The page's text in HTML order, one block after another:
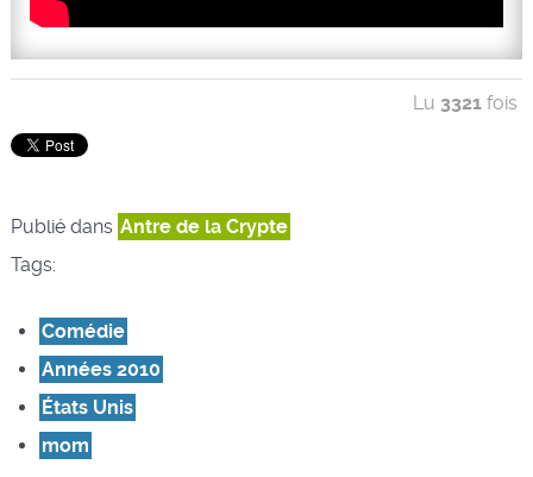
Lu 3321 fois
Publié dans Antre de la Crypte
Tags:
Comédie
Années 2010
États Unis
mom